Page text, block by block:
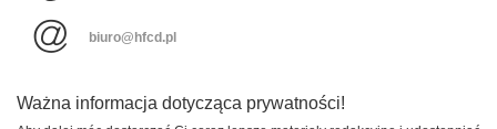
biuro@hfcd.pl
Ważna informacja dotycząca prywatności!